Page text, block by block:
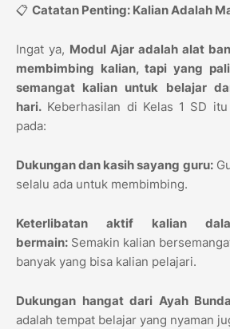
📋 Catatan Penting: Kalian Adalah
Ingat ya, Modul Ajar adalah alat
membimbing kalian, tapi yang
semangat kalian untuk belajar
hari. Keberhasilan di Kelas 1 SD
pada:
Dukungan dan kasih sayang guru:
selalu ada untuk membimbing.
Keterlibatan aktif kalian
bermain: Semakin kalian
banyak yang bisa kalian pelajari.
Dukungan hangat dari Ayah
adalah tempat belajar yang nyaman